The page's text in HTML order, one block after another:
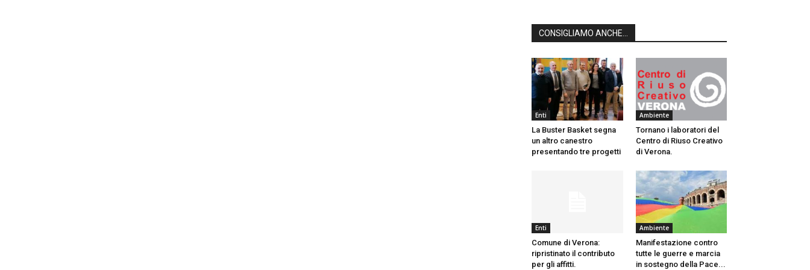
CONSIGLIAMO ANCHE...
Enti
La Buster Basket segna
un altro canestro
presentando tre progetti
Ambiente
Tornano i laboratori del
Centro di Riuso Creativo
di Verona.
Enti
Comune di Verona:
ripristinato il contributo
per gli affitti.
Ambiente
Manifestazione contro
tutte le guerre e marcia
in sostegno della Pace...